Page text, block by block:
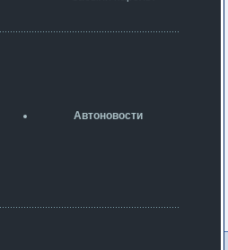
разболтовка 5х114.3 спокойно
А здесь уже кладбищенская тишина...
Автоновости